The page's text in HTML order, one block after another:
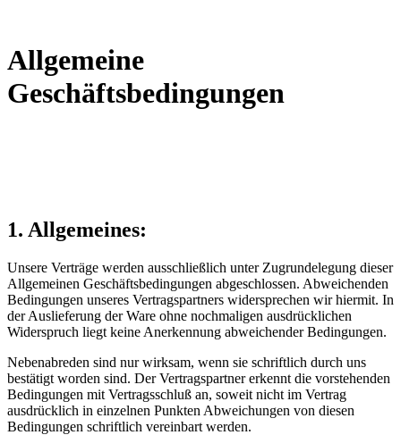
Allgemeine
Geschäftsbedingungen
1. Allgemeines:
Unsere Verträge werden ausschließlich unter Zugrundelegung dieser
Allgemeinen Geschäftsbedingungen abgeschlossen. Abweichenden
Bedingungen unseres Vertragspartners widersprechen wir hiermit. In
der Auslieferung der Ware ohne nochmaligen ausdrücklichen
Widerspruch liegt keine Anerkennung abweichender Bedingungen.
Nebenabreden sind nur wirksam, wenn sie schriftlich durch uns
bestätigt worden sind. Der Vertragspartner erkennt die vorstehenden
Bedingungen mit Vertragsschluß an, soweit nicht im Vertrag
ausdrücklich in einzelnen Punkten Abweichungen von diesen
Bedingungen schriftlich vereinbart werden.